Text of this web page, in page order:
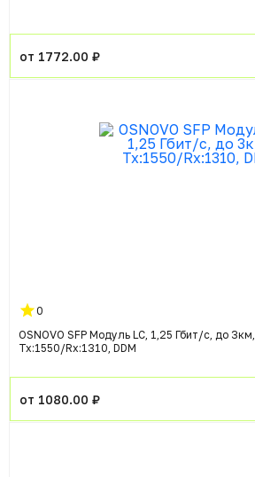
от 1772.00 ₽
0
OSNOVO SFP Модуль LC, 1,25 Гбит/c, до 3км,
Tx:1550/Rx:1310, DDM
от 1080.00 ₽